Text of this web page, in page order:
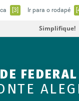
[3] Ir para o rodapé
Simplifique!